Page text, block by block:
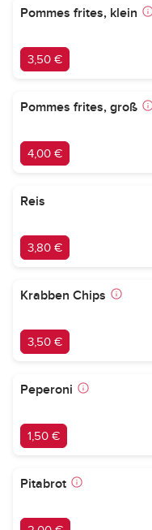
Pommes frites, klein
3,50 €
Pommes frites, groß
4,00 €
Reis
3,80 €
Krabben Chips
3,50 €
Peperoni
1,50 €
Pitabrot